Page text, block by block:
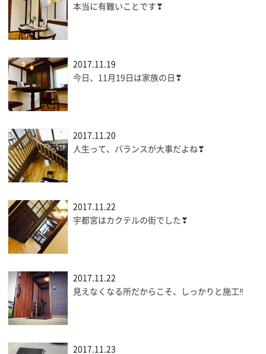
本当に有難いことです❣
2017.11.19
今日、11月19日は家族の日❣
2017.11.20
人生って、バランスが大事だよね❣
2017.11.22
宇都宮はカクテルの街でした❣
2017.11.22
見えなくなる所だからこそ、しっかりと施工‼
2017.11.23